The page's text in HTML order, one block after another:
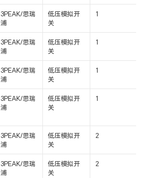
3PEAK/思瑞
浦
低压模拟开
关
1
3PEAK/思瑞
浦
低压模拟开
关
1
3PEAK/思瑞
浦
低压模拟开
关
1
3PEAK/思瑞
浦
低压模拟开
关
1
3PEAK/思瑞
浦
低压模拟开
关
2
3PEAK/思瑞
浦
低压模拟开
关
2